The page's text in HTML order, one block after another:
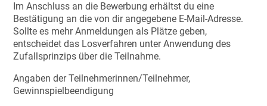
Im Anschluss an die Bewerbung erhältst du eine
Bestätigung an die von dir angegebene E-Mail-Adresse.
Sollte es mehr Anmeldungen als Plätze geben,
entscheidet das Losverfahren unter Anwendung des
Zufallsprinzips über die Teilnahme.
Angaben der Teilnehmerinnen/Teilnehmer,
Gewinnspielbeendigung